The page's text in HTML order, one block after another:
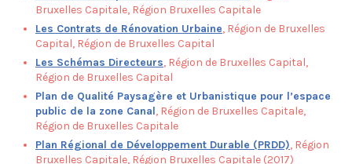
Bruxelles Capitale, Région Bruxelles Capitale
Les Contrats de Rénovation Urbaine, Région de Bruxelles
Capital, Région de Bruxelles Capital
Les Schémas Directeurs, Région de Bruxelles Capital,
Région de Bruxelles Capital
Plan de Qualité Paysagère et Urbanistique pour l’espace
public de la zone Canal, Région de Bruxelles Capitale,
Région de Bruxelles Capitale
Plan Régional de Développement Durable (PRDD), Région
Bruxelles Capitale, Région Bruxelles Capitale (2017)